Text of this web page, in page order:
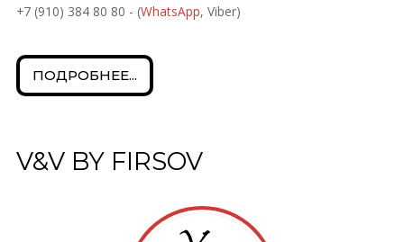
+7 (910) 384 80 80 - (WhatsApp, Viber)
ПОДРОБНЕЕ...
V&V BY FIRSOV